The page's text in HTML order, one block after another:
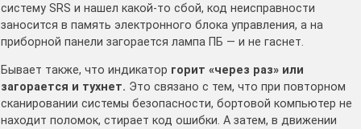
систему SRS и нашел какой-то сбой, код неисправности
заносится в память электронного блока управления, а на
приборной панели загорается лампа ПБ — и не гаснет.
Бывает также, что индикатор горит «через раз» или
загорается и тухнет. Это связано с тем, что при повторном
сканировании системы безопасности, бортовой компьютер не
находит поломок, стирает код ошибки. А затем, в движении